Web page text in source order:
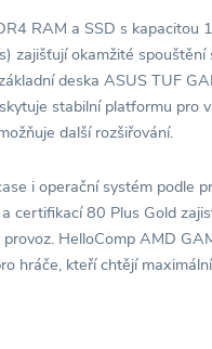
RAM a SSD s kapacitou
zajišťují okamžité spouštění
deska ASUS TUF
stabilní platformu pro
další rozšiřování.
i operační systém podle
certifikací 80 Plus Gold
provoz. HelloComp AMD
hráče, kteří chtějí